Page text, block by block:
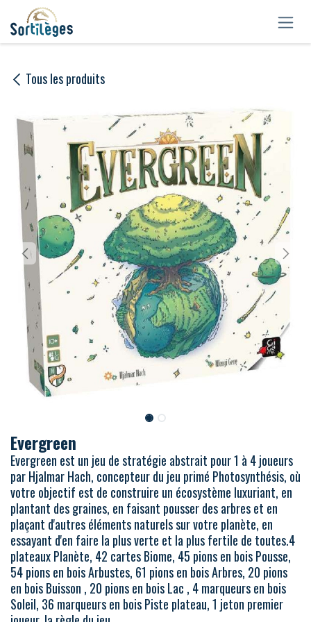
Se rendre au contenu
Tous les produits
Evergreen
Evergreen est un jeu de stratégie abstrait pour 1 à 4 joueurs
par Hjalmar Hach, concepteur du jeu primé Photosynthésis, où
votre objectif est de construire un écosystème luxuriant, en
plantant des graines, en faisant pousser des arbres et en
plaçant d'autres éléments naturels sur votre planète, en
essayant d'en faire la plus verte et la plus fertile de toutes.4
plateaux Planète, 42 cartes Biome, 45 pions en bois Pousse,
54 pions en bois Arbustes, 61 pions en bois Arbres, 20 pions
en bois Buisson , 20 pions en bois Lac , 4 marqueurs en bois
Soleil, 36 marqueurs en bois Piste plateau, 1 jeton premier